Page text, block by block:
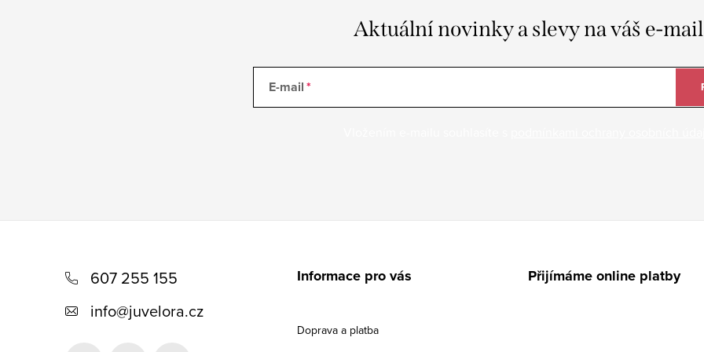
Aktuální novinky a slevy na váš e-mail
E-mail
607 255 155
info@juvelora.cz
Informace pro vás
Doprava a platba
Přijímáme online platby